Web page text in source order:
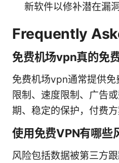
新软件以修补潜在漏洞
Frequently
免费机场vpn真的免费
免费机场vpn通常提供
限制、速度限制、广告
期、稳定的保护，付费方
使用免费VPN有哪些
风险包括数据被第三方